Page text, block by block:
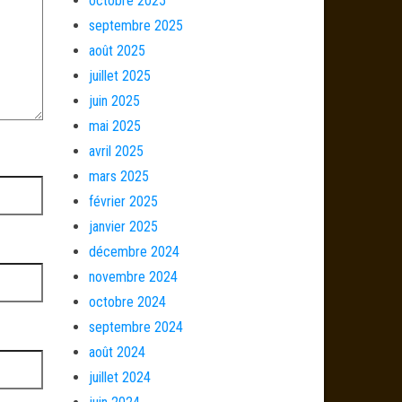
septembre 2025
août 2025
juillet 2025
juin 2025
mai 2025
avril 2025
mars 2025
février 2025
janvier 2025
décembre 2024
novembre 2024
octobre 2024
septembre 2024
août 2024
juillet 2024